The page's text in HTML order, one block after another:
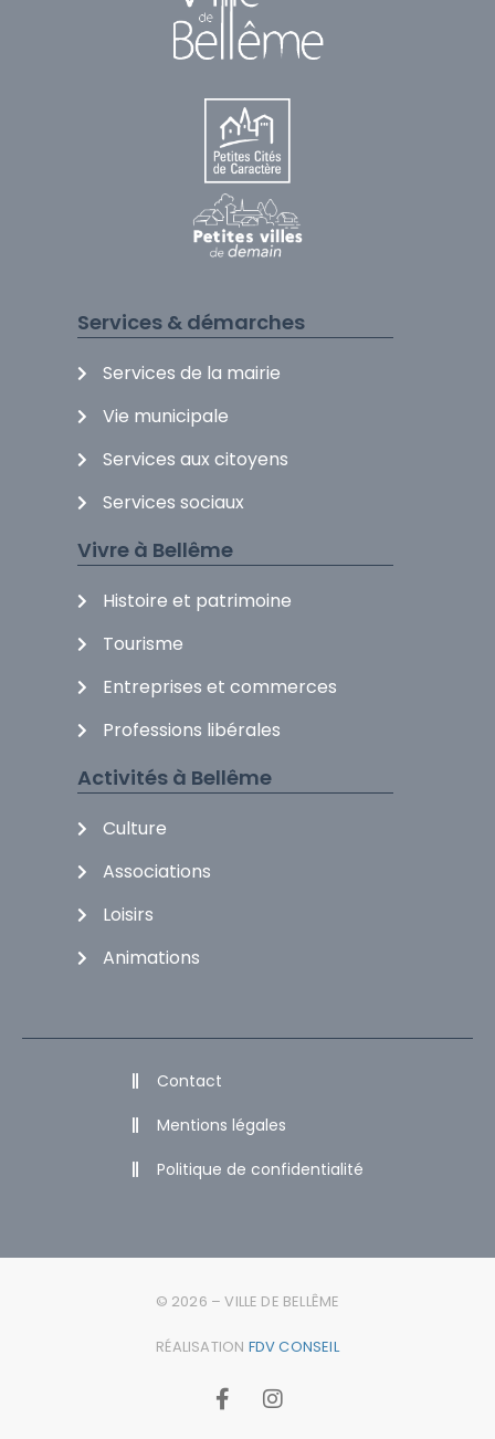
Services & démarches
Services de la mairie
Vie municipale
Services aux citoyens
Services sociaux
Vivre à Bellême
Histoire et patrimoine
Tourisme
Entreprises et commerces
Professions libérales
Activités à Bellême
Culture
Associations
Loisirs
Animations
Contact
Mentions légales
Politique de confidentialité
© 2026 – VILLE DE BELLÊME
RÉALISATION FDV CONSEIL